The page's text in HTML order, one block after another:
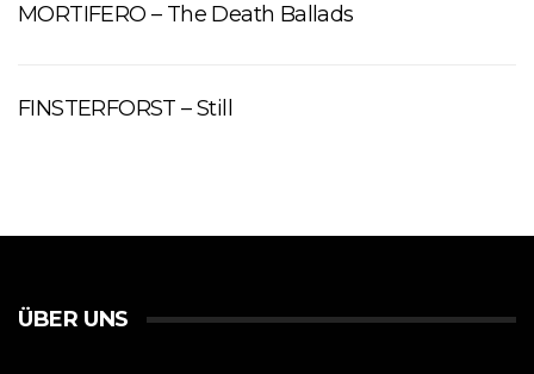
MORTIFERO – The Death Ballads
FINSTERFORST – Still
ÜBER UNS